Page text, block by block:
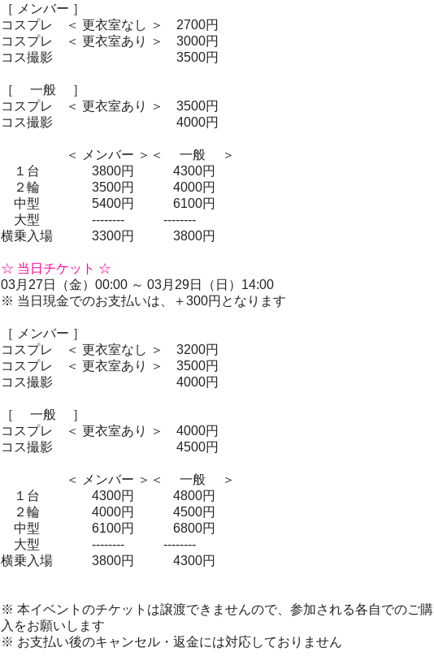
［ メンバー ］
コスプレ ＜ 更衣室なし ＞
2700円
コスプレ ＜ 更衣室あり ＞ 3000円
コス撮影 3500円
［ 一般 ］
コスプレ ＜ 更衣室あり ＞ 3500円
コス撮影 4000円
＜ メンバー ＞＜ 一般 ＞
１台 3800円 4300円
２輪 3500円 4000円
中型 5400円 6100円
大型 -------- --------
横乗入場 3300円 3800円
☆ 当日チケット ☆
03月27日（金）00:00 ～ 03月29日（日）14:00
※ 当日現金でのお支払いは、＋300円となります
［ メンバー ］
コスプレ ＜ 更衣室なし ＞
3200円
コスプレ ＜ 更衣室あり ＞ 3500円
コス撮影 4000円
［ 一般 ］
コスプレ ＜ 更衣室あり ＞ 4000円
コス撮影 4500円
＜ メンバー ＞＜ 一般 ＞
１台 4300円 4800円
２輪 4000円 4500円
中型 6100円 6800円
大型 -------- --------
横乗入場 3800円 4300円
※ 本イベントのチケットは譲渡できませんので、参加される各自でのご購
入をお願いします
※ お支払い後のキャンセル・返金には対応しておりません